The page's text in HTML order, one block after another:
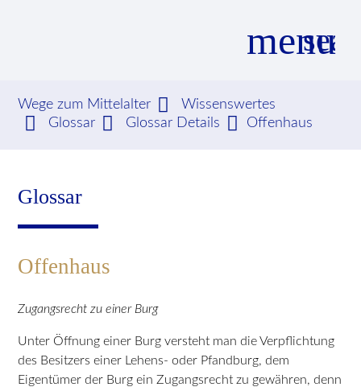
menu
Suchbegriffe SUCHEN
Wege zum Mittelalter
Wissenswertes
Glossar
Glossar Details Offenhaus
Glossar
Offenhaus
Zugangsrecht zu einer Burg
Unter Öffnung einer Burg versteht man die Verpflichtung
des Besitzers einer Lehens- oder Pfandburg, dem
Eigentümer der Burg ein Zugangsrecht zu gewähren, denn